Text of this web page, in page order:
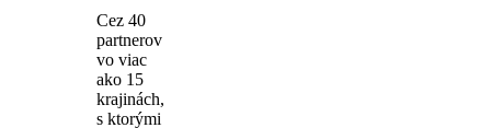
Cez 40
partnerov
vo viac
ako 15
krajinách,
s ktorými